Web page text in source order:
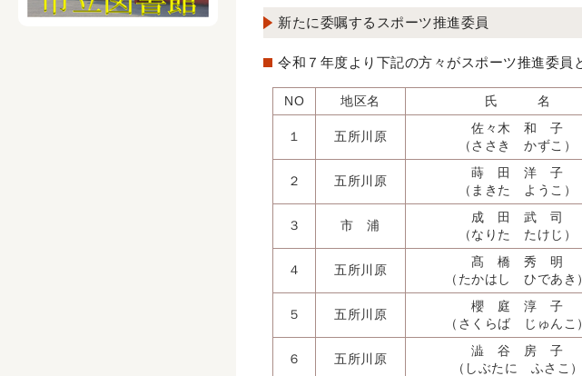
新たに委嘱するスポーツ推進委員
令和７年度より下記の方々がスポーツ推進委員
NO 地区名 氏 名
１ 五所川原
佐々木 和 子
（ささき かずこ）
２ 五所川原
蒔 田 洋 子
（まきた ようこ）
３ 市 浦
成 田 武 司
（なりた たけじ）
４ 五所川原
髙 橋 秀 明
（たかはし ひであき）
５ 五所川原
櫻 庭 淳 子
（さくらば じゅんこ）
６ 五所川原
澁 谷 房 子
（しぶたに ふさこ）